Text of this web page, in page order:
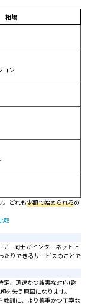
相場
ョン
。どれも少額で始められるの
較
ー同士がインターネット上
たりできるサービスのことで
定、迅速かつ誠実な対応(謝
を失う原因になります。
教訓に、より慎重かつ丁寧な